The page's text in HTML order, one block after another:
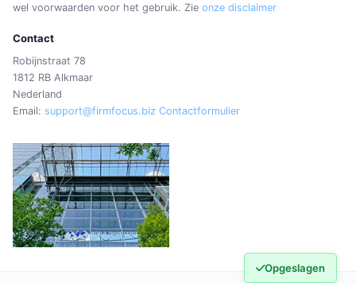
Opgeslagen
wel voorwaarden voor het gebruik. Zie onze disclaimer
Contact
Robijnstraat 78
1812 RB Alkmaar
Nederland
Email: support@firmfocus.biz Contactformulier